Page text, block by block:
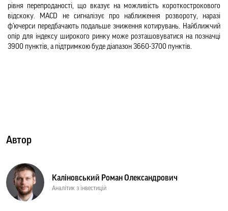
рівня перепроданості, що вказує на можливість короткострокового
відскоку. MACD не сигналізує про наближення розвороту, наразі
ф'ючерси передбачають подальше зниження котирувань. Найближчий
опір для індексу широкого ринку може розташовуватися на позначці
3900 пунктів, а підтримкою буде діапазон 3660-3700 пунктів.
Автор
Каліновський Роман Олександрович
Аналітик з інвестицій